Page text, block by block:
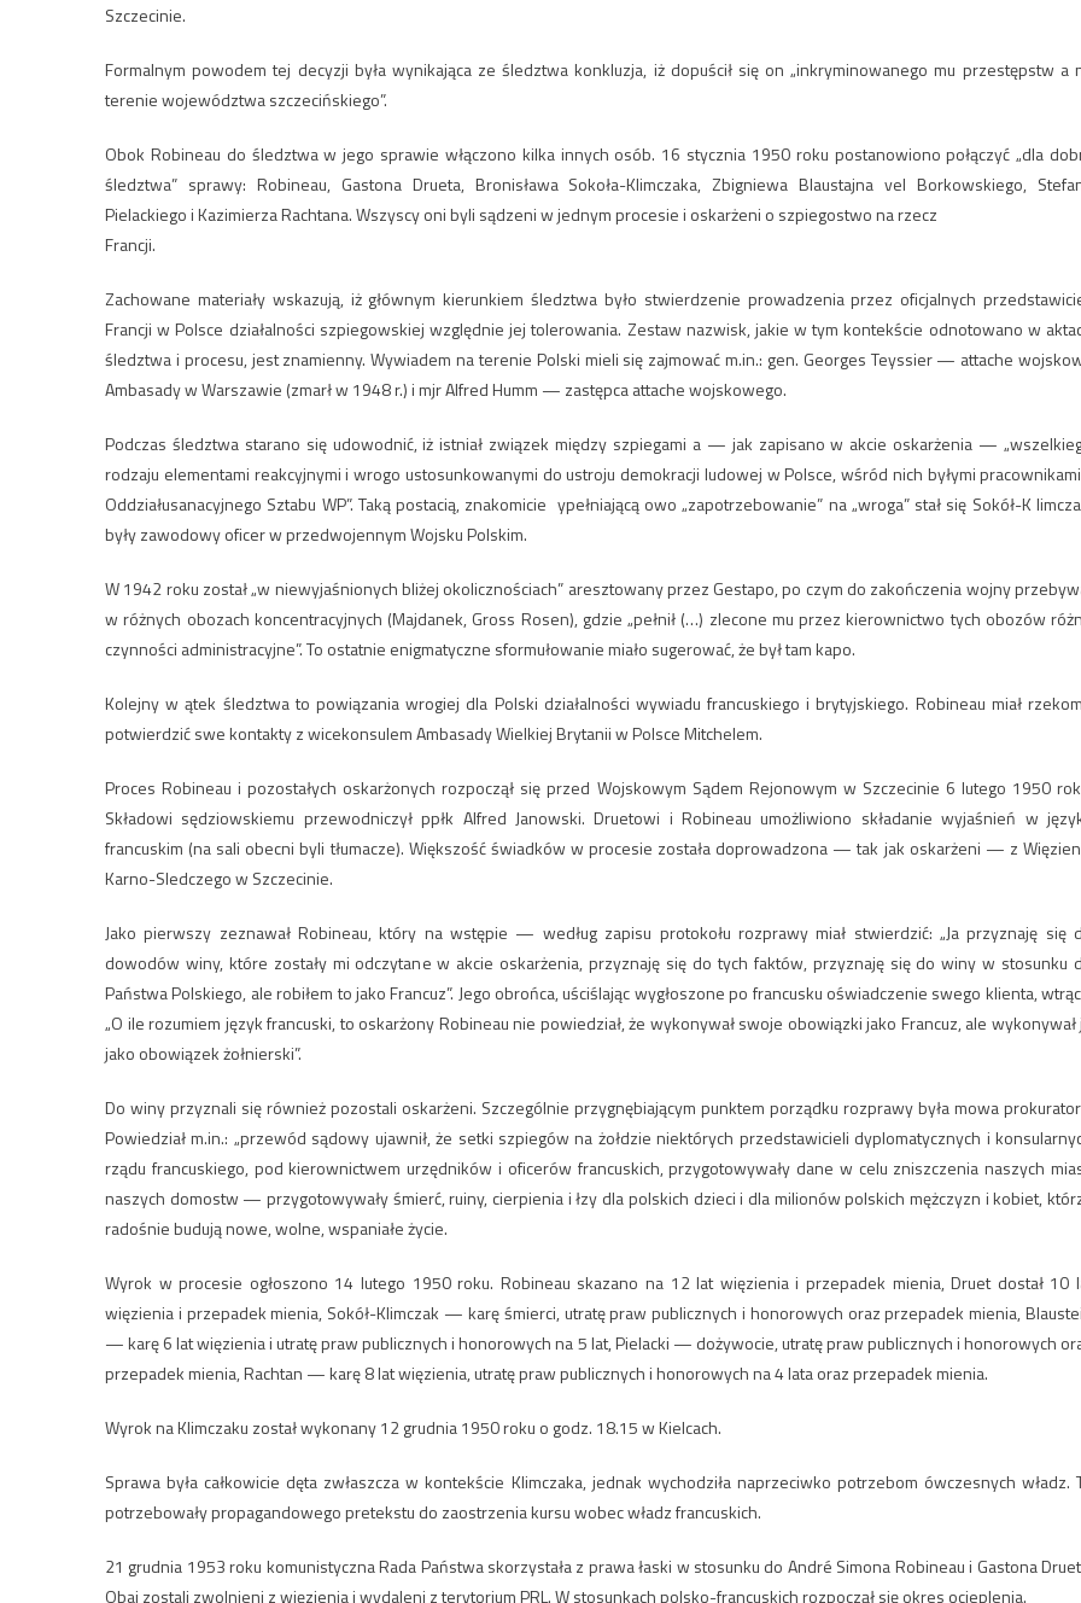
Szczecinie.
Formalnym powodem tej decyzji była wynikająca ze śledztwa konkluzja, iż dopuścił się on „inkryminowanego mu przestępstw a
terenie województwa szczecińskiego”.
Obok Robineau do śledztwa w jego sprawie włączono kilka innych osób. 16 stycznia 1950 roku postanowiono połączyć „dla
śledztwa” sprawy: Robineau, Gastona Drueta, Bronisława Sokoła-Klimczaka, Zbigniewa Blaustajna vel Borkowskiego,
Pielackiego i Kazimierza Rachtana. Wszyscy oni byli sądzeni w jednym procesie i oskarżeni o szpiegostwo na rzecz
Francji.
Zachowane materiały wskazują, iż głównym kierunkiem śledztwa było stwierdzenie prowadzenia przez oficjalnych
Francji w Polsce działalności szpiegowskiej względnie jej tolerowania. Zestaw nazwisk, jakie w tym kontekście odnotowano w
śledztwa i procesu, jest znamienny. Wywiadem na terenie Polski mieli się zajmować m.in.: gen. Georges Teyssier — attache
Ambasady w Warszawie (zmarł w 1948 r.) i mjr Alfred Humm — zastępca attache wojskowego.
Podczas śledztwa starano się udowodnić, iż istniał związek między szpiegami a — jak zapisano w akcie oskarżenia —
rodzaju elementami reakcyjnymi i wrogo ustosunkowanymi do ustroju demokracji ludowej w Polsce, wśród nich byłymi
Oddziałusanacyjnego Sztabu WP”. Taką postacią, znakomicie ypełniającą owo „zapotrzebowanie” na „wroga” stał się Sokół-K
były zawodowy oficer w przedwojennym Wojsku Polskim.
W 1942 roku został „w niewyjaśnionych bliżej okolicznościach” aresztowany przez Gestapo, po czym do zakończenia wojny
w różnych obozach koncentracyjnych (Majdanek, Gross Rosen), gdzie „pełnił (…) zlecone mu przez kierownictwo tych obozów
czynności administracyjne”. To ostatnie enigmatyczne sformułowanie miało sugerować, że był tam kapo.
Kolejny w ątek śledztwa to powiązania wrogiej dla Polski działalności wywiadu francuskiego i brytyjskiego. Robineau miał
potwierdzić swe kontakty z wicekonsulem Ambasady Wielkiej Brytanii w Polsce Mitchelem.
Proces Robineau i pozostałych oskarżonych rozpoczął się przed Wojskowym Sądem Rejonowym w Szczecinie 6 lutego 1950
Składowi sędziowskiemu przewodniczył ppłk Alfred Janowski. Druetowi i Robineau umożliwiono składanie wyjaśnień w
francuskim (na sali obecni byli tłumacze). Większość świadków w procesie została doprowadzona — tak jak oskarżeni — z
Karno-Sledczego w Szczecinie.
Jako pierwszy zeznawał Robineau, który na wstępie — według zapisu protokołu rozprawy miał stwierdzić: „Ja przyznaję się
dowodów winy, które zostały mi odczytane w akcie oskarżenia, przyznaję się do tych faktów, przyznaję się do winy w stosunku
Państwa Polskiego, ale robiłem to jako Francuz”. Jego obrońca, uściślając wygłoszone po francusku oświadczenie swego klienta,
„O ile rozumiem język francuski, to oskarżony Robineau nie powiedział, że wykonywał swoje obowiązki jako Francuz, ale wykonywał
jako obowiązek żołnierski”.
Do winy przyznali się również pozostali oskarżeni. Szczególnie przygnębiającym punktem porządku rozprawy była mowa
Powiedział m.in.: „przewód sądowy ujawnił, że setki szpiegów na żołdzie niektórych przedstawicieli dyplomatycznych i
rządu francuskiego, pod kierownictwem urzędników i oficerów francuskich, przygotowywały dane w celu zniszczenia naszych
naszych domostw — przygotowywały śmierć, ruiny, cierpienia i łzy dla polskich dzieci i dla milionów polskich mężczyzn i kobiet,
radośnie budują nowe, wolne, wspaniałe życie.
Wyrok w procesie ogłoszono 14 lutego 1950 roku. Robineau skazano na 12 lat więzienia i przepadek mienia, Druet dostał 10
więzienia i przepadek mienia, Sokół-Klimczak — karę śmierci, utratę praw publicznych i honorowych oraz przepadek mienia,
— karę 6 lat więzienia i utratę praw publicznych i honorowych na 5 lat, Pielacki — dożywocie, utratę praw publicznych i honorowych
przepadek mienia, Rachtan — karę 8 lat więzienia, utratę praw publicznych i honorowych na 4 lata oraz przepadek mienia.
Wyrok na Klimczaku został wykonany 12 grudnia 1950 roku o godz. 18.15 w Kielcach.
Sprawa była całkowicie dęta zwłaszcza w kontekście Klimczaka, jednak wychodziła naprzeciwko potrzebom ówczesnych władz.
potrzebowały propagandowego pretekstu do zaostrzenia kursu wobec władz francuskich.
21 grudnia 1953 roku komunistyczna Rada Państwa skorzystała z prawa łaski w stosunku do André Simona Robineau i Gastona
Obaj zostali zwolnieni z więzienia i wydaleni z terytorium PRL. W stosunkach polsko-francuskich rozpoczął się okres ocieplenia.